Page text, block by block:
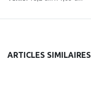
ARTICLES SIMILAIRES